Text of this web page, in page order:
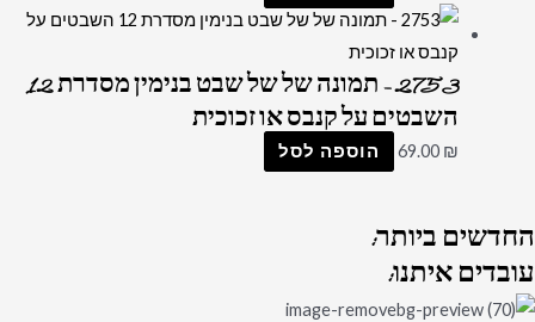
2753 – תמונה של של שבט בנימין מסדרת 12
השבטים על קנבס או זכוכית
69.00 ₪ הוספה לסל
החדשיםביותר:
עובדיםאיתנו: